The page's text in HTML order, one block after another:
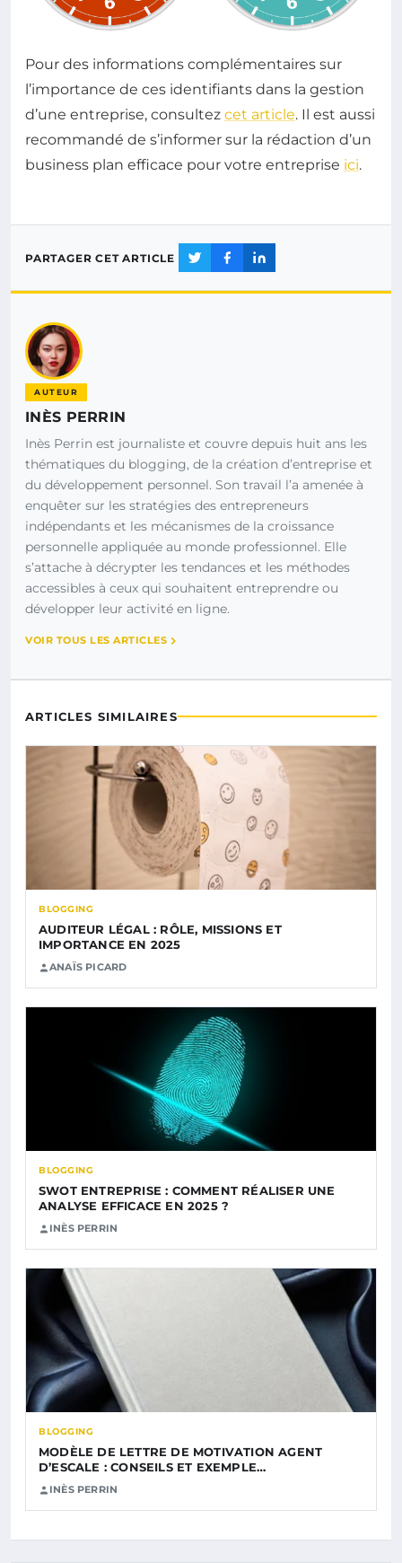
Pour des informations complémentaires sur
l’importance de ces identifiants dans la gestion
d’une entreprise, consultez cet article. Il est aussi
recommandé de s’informer sur la rédaction d’un
business plan efficace pour votre entreprise ici.
PARTAGER CET ARTICLE
AUTEUR
INÈS PERRIN
Inès Perrin est journaliste et couvre depuis huit ans les
thématiques du blogging, de la création d’entreprise et
du développement personnel. Son travail l’a amenée à
enquêter sur les stratégies des entrepreneurs
indépendants et les mécanismes de la croissance
personnelle appliquée au monde professionnel. Elle
s’attache à décrypter les tendances et les méthodes
accessibles à ceux qui souhaitent entreprendre ou
développer leur activité en ligne.
VOIR TOUS LES ARTICLES
ARTICLES SIMILAIRES
BLOGGING
AUDITEUR LÉGAL : RÔLE, MISSIONS ET
IMPORTANCE EN 2025
ANAÏS PICARD
BLOGGING
SWOT ENTREPRISE : COMMENT RÉALISER UNE
ANALYSE EFFICACE EN 2025 ?
INÈS PERRIN
BLOGGING
MODÈLE DE LETTRE DE MOTIVATION AGENT
D’ESCALE : CONSEILS ET EXEMPLE…
INÈS PERRIN